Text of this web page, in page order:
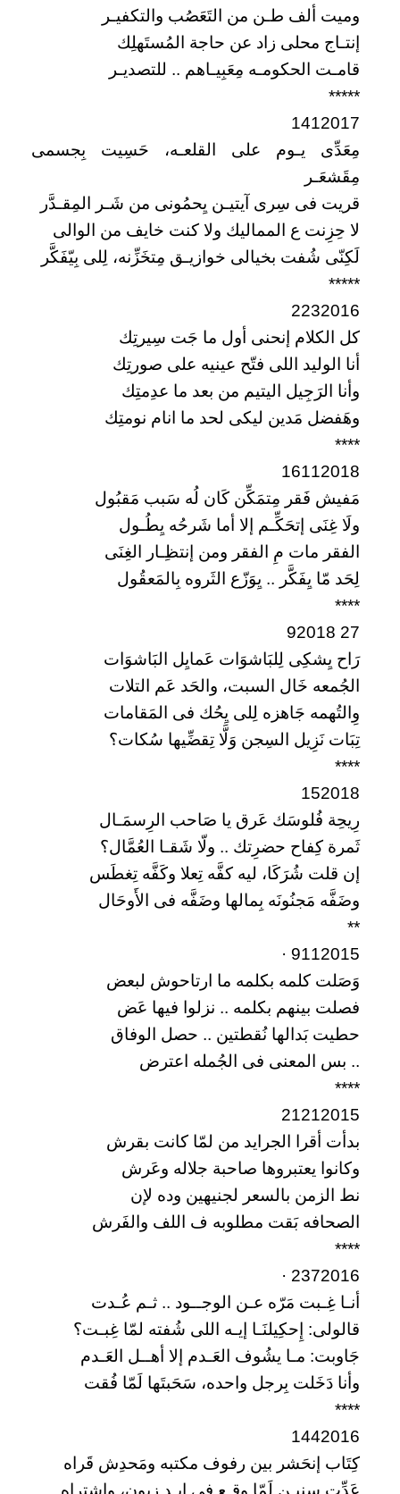
وميت ألف طـن من التَعَصُب والتكفيـر
إنتـاج محلى زاد عن حاجة المُستَهلِك
قامـت الحكومـه مِعَبِيـاهم .. للتصديـر
*****
1412017
مِعَدِّى يـوم على القلعـه، حَسِيت بِجسمى
مِقَشعَـر
قريت فى سِرى آيتيـن يِحمُونى من شَـر المِقـدَّر
لا حِزِنت ع المماليك ولا كنت خايف من الوالى
لَكِنّى شُفت بخيالى خوازيـق مِتخَزِّنه، لِلى بِيّفَكَّر
*****
2232016
كل الكلام إنحنى أول ما جَت سِيرتِك
أنا الوليد اللى فتّح عينيه على صورتِك
وأنا الرَجِيل اليتيم من بعد ما عدِمتِك
وهَفضل مَدين ليكى لحد ما انام نومتِك
****
16112018
مَفيش فَقر مِتمَكِّن كَان لُه سَبب مَقبُول
ولَا غِنَى إتحَكِّـم إلا أما شَرحُه يِطُـول
الفقر مات مِ الفقر ومن إنتظِـار الغِنَى
لِحَد مّا يِفَكَّر .. يِوَزّع الثَروه بِالمَعقُول
****
27 92018
رَاح يِشكِى لِلبَاشوَات عَمايِل البَاشوَات
الجُمعه خَال السبت، والحَد عَم التلات
وِالتُهمه جَاهزه لِلى يِحُك فى المَقامات
تِبَات نَزِيل السِجن وَلَّا تِقضِّيها سُكات؟
****
152018
رِيحِة فُلوسَك عَرق يا صَاحب الرِسمَـال
ثَمرة كِفاح حضرِتك .. ولّا شَقـا العُمَّال؟
إن قلت شُرَكَا، ليه كفَّه تِعلا وكَفَّه تِغطَس
وضَفَّه مَجنُونَه بِمالها وضَفَّه فى الأَوحَال
**
9112015 ·
وَصَلت كلمه بكلمه ما ارتاحوش لبعض
فصلت بينهم بكلمه .. نزلوا فيها عَض
حطيت بَدالها نُقطتين .. حصل الوفاق
.. بس المعنى فى الجُمله اعترض
****
21212015
بدأت أقرا الجرايد من لمّا كانت بقرش
وكانوا يعتبروها صاحبة جلاله وعَرش
نط الزمن بالسعر لجنيهين وده لإن
الصحافه بَقت مطلوبه ف اللف والفَرش
****
2372016 ·
أنـا غِـبت مَرّه عـن الوجــود .. ثـم عُـدت
قالولى: إِحكِيلنَـا إيـه اللى شُفته لمّا غِبـت؟
جَاوبت: مـا يشُوف العَـدم إلا أهــل العَـدم
وأنا دَخَلت بِرجل واحده، سَحَبتَها لَمّا فُقت
****
1442016
كِتَاب إنحَشر بين رفوف مكتبه ومَحدِش قَراه
عَدِّت سنيـن لَمّا وِقِـع فى إيـد زبون، وإشتراه